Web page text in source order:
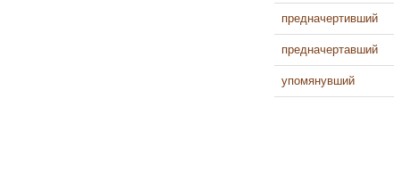
предначертивший
предначертавший
упомянувший